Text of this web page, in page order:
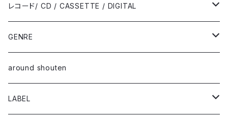
レコード/ CD / CASSETTE / DIGITAL
12inch / LP
10inch
7inch
GENRE
alternative / rock / pop
electronic / club
around shouten
LABEL